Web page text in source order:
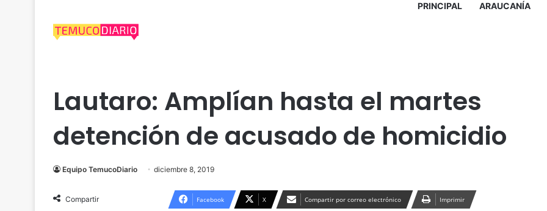
PRINCIPAL ARAUCANÍA
Lautaro: Amplían hasta el martes
detención de acusado de homicidio
Equipo TemucoDiario diciembre 8, 2019
Compartir Facebook X Compartir por correo electrónico Imprimir